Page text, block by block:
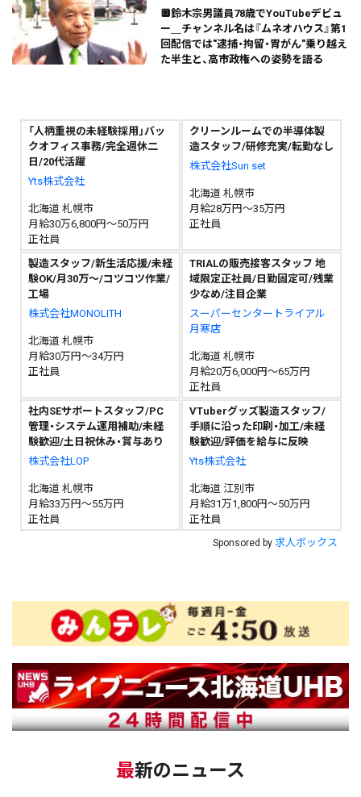
🔲鈴木宗男議員78歳でYouTubeデビュ
ー＿チャンネル名は『ムネオハウス』第1
回配信では"逮捕・拘留・胃がん"乗り越え
た半生と、高市政権への姿勢を語る
「人柄重視の未経験採用」バッ
クオフィス事務/完全週休二
日/20代活躍
Yts株式会社
北海道 札幌市
月給30万6,800円～50万円
正社員
クリーンルームでの半導体製
造スタッフ/研修充実/転勤なし
株式会社Sun set
北海道 札幌市
月給28万円～35万円
正社員
製造スタッフ/新生活応援/未経
験OK/月30万～/コツコツ作業/
工場
株式会社MONOLITH
北海道 札幌市
月給30万円～34万円
正社員
TRIALの販売接客スタッフ 地
域限定正社員/日勤固定可/残業
少なめ/注目企業
スーパーセンタートライアル
月寒店
北海道 札幌市
月給20万6,000円～65万円
正社員
社内SEサポートスタッフ/PC
管理・システム運用補助/未経
験歓迎/土日祝休み・賞与あり
株式会社LOP
北海道 札幌市
月給33万円～55万円
正社員
VTuberグッズ製造スタッフ/
手順に沿った印刷・加工/未経
験歓迎/評価を給与に反映
Yts株式会社
北海道 江別市
月給31万1,800円～50万円
正社員
Sponsored by 求人ボックス
最新のニュース